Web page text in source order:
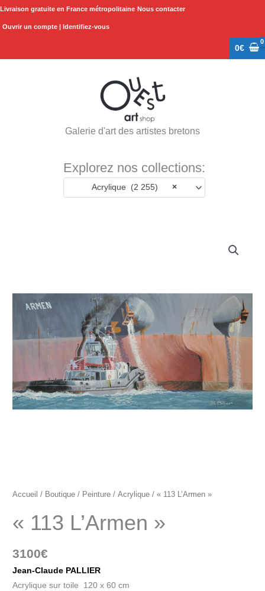
Aller
Livraison gratuite en France métropolitaine Nous contacter
Ouvrir un compte | Identifiez-vous
0€
Galerie d'art des artistes bretons
Explorez nos collections:
×
Acrylique (2 255)
Accueil / Boutique / Peinture /Acrylique / « 113 L’Armen »
« 113 L’Armen »
3100€
Jean-Claude PALLIER
Acrylique sur toile 120 x 60 cm